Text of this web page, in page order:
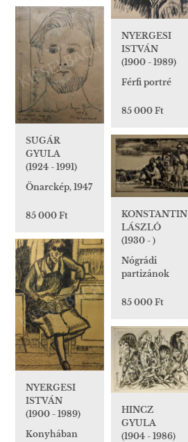
NYERGESI
ISTVÁN
(1900 - 1989)
Férfi portré
85 000 Ft
SUGÁR
GYULA
(1924 - 1991)
Önarckép, 1947
85 000 Ft
KONSTANTIN
LÁSZLÓ
(1930 - )
Nógrádi
partizánok
85 000 Ft
NYERGESI
ISTVÁN
(1900 - 1989)
Konyhában
HINCZ
GYULA
(1904 - 1986)